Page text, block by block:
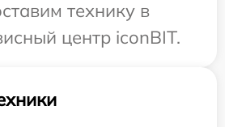
технику в
центр iconBIT.